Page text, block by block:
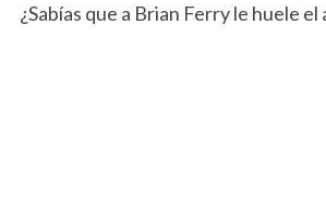
¿Sabías que a Brian Ferry le huele el